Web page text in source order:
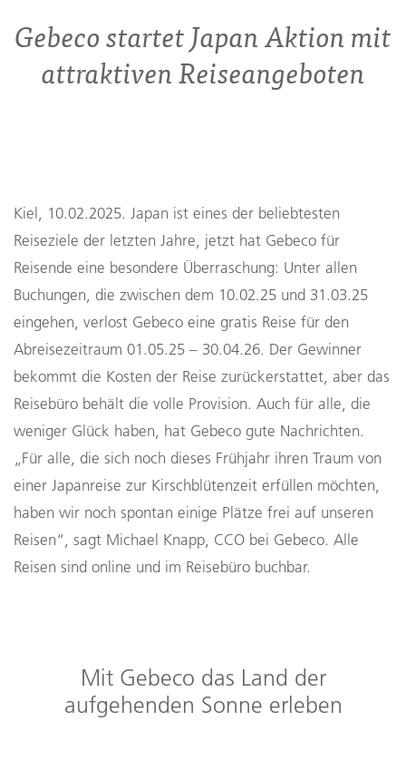
Gebeco startet Japan Aktion mit
attraktiven Reiseangeboten
Kiel, 10.02.2025. Japan ist eines der beliebtesten
Reiseziele der letzten Jahre, jetzt hat Gebeco für
Reisende eine besondere Überraschung: Unter allen
Buchungen, die zwischen dem 10.02.25 und 31.03.25
eingehen, verlost Gebeco eine gratis Reise für den
Abreisezeitraum 01.05.25 – 30.04.26. Der Gewinner
bekommt die Kosten der Reise zurückerstattet, aber das
Reisebüro behält die volle Provision. Auch für alle, die
weniger Glück haben, hat Gebeco gute Nachrichten.
„Für alle, die sich noch dieses Frühjahr ihren Traum von
einer Japanreise zur Kirschblütenzeit erfüllen möchten,
haben wir noch spontan einige Plätze frei auf unseren
Reisen“, sagt Michael Knapp, CCO bei Gebeco. Alle
Reisen sind online und im Reisebüro buchbar.
Mit Gebeco das Land der
aufgehenden Sonne erleben